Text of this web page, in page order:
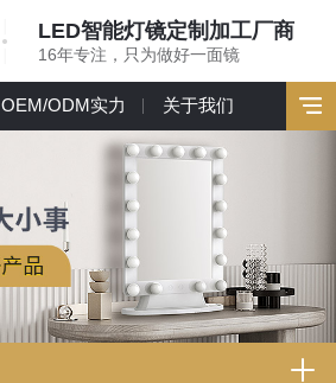
LED智能灯镜定制加工厂商
16年专注，只为做好一面镜
OEM/ODM实力 关于我们